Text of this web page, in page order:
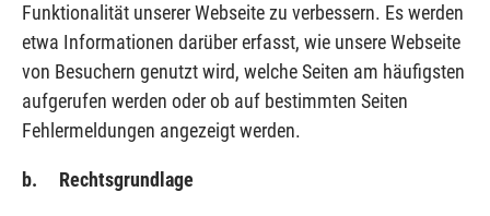
Funktionalität unserer Webseite zu verbessern. Es werden
etwa Informationen darüber erfasst, wie unsere Webseite
von Besuchern genutzt wird, welche Seiten am häufigsten
aufgerufen werden oder ob auf bestimmten Seiten
Fehlermeldungen angezeigt werden.
b. Rechtsgrundlage